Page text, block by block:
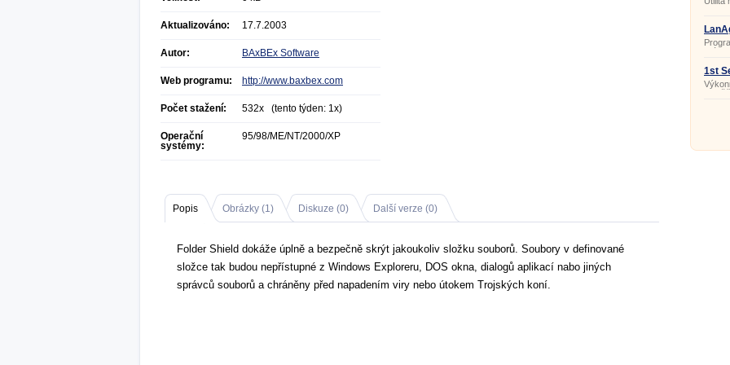
Aktualizováno: 17.7.2003
Autor: BAxBEx Software
Web programu: http://www.baxbex.com
Počet stažení: 532x (tento týden: 1x)
Operační
systémy:
95/98/ME/NT/2000/XP
Popis Obrázky (1) Diskuze (0) Další verze (0)
Folder Shield dokáže úplně a bezpečně skrýt jakoukoliv složku souborů. Soubory v definované
složce tak budou nepřístupné z Windows Exploreru, DOS okna, dialogů aplikací nabo jiných
správců souborů a chráněny před napadením viry nebo útokem Trojských koní.
1st